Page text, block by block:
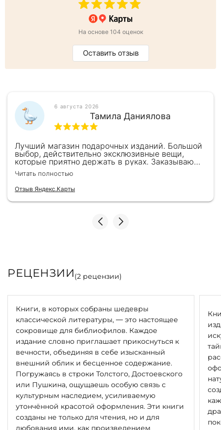
На основе 104 оценок
Оставить отзыв
6 августа 2026
Тамила Даниялова
Лучший магазин подарочных изданий. Большой
выбор, действительно эксклюзивные вещи,
которые приятно держать в руках. Заказываю
здесь уже второй раз для бизнес-партнеров,
всегда всё безупречно — от общения с
консультантами до качества самих книг.
Однозначно рекомендую
Читать полностью
Отзыв Яндекс.Карты
РЕЦЕНЗИИ(2 рецензии)
Книги, в которых собраны шедевры
классической литературы, — это настоящее
сокровище для библиофилов. Каждое
издание словно приглашает прикоснуться к
вечности, объединяя в себе изысканный
внешний облик и бесценное содержание.
Погружаясь в строки Толстого, Достоевского
или Пушкина, ощущаешь особую связь с
культурным наследием, усиливаемую
утончённой красотой оформления. Эти книги
созданы не только для чтения, но и для
любования ими, как произведением